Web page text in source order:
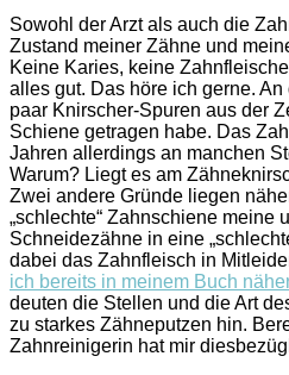
Sowohl der Arzt als auch die
Zustand meiner Zähne und
Keine Karies, keine
alles gut. Das höre ich gerne.
paar Knirscher-Spuren aus der
Schiene getragen habe. Das
Jahren allerdings an manchen
Warum? Liegt es am
Zwei andere Gründe liegen
„schlechte“ Zahnschiene meine
Schneidezähne in eine
dabei das Zahnfleisch in
ich bereits in meinem Buch
deuten die Stellen und die Art
zu starkes Zähneputzen hin.
Zahnreinigerin hat mir